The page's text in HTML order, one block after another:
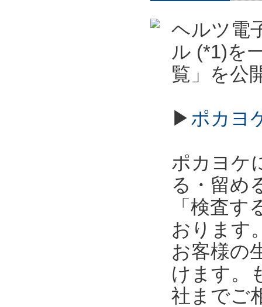
ヘルツ電
ル (*1)を
覧」を公
▶ポカヨ
ポカヨケ
る・留め
「検査
おります
お客様の
けます。
社までご